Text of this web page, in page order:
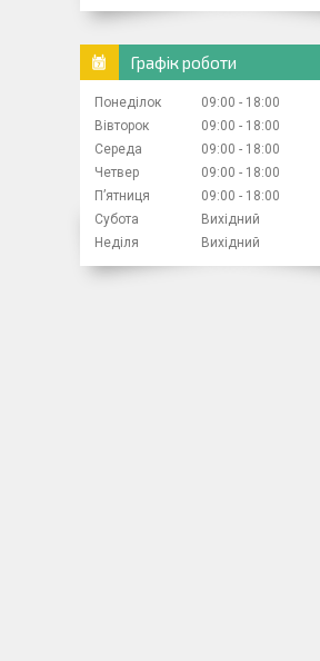
Графік роботи
Понеділок 09:00
18:00
Вівторок
09:00
18:00
Середа
09:00
18:00
Четвер
09:00
18:00
Пʼятниця
09:00
18:00
Субота
Вихідний
Неділя
Вихідний